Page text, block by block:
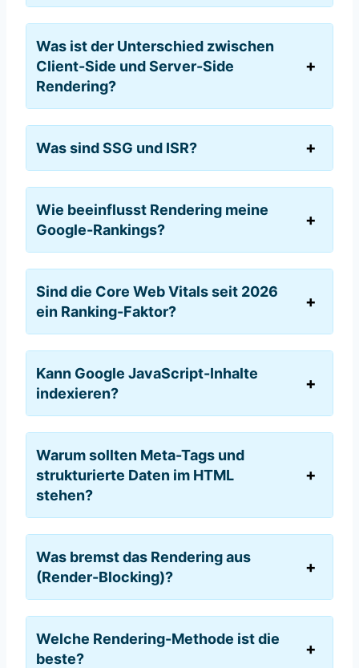
Was ist der Unterschied zwischen
Client-Side und Server-Side
Rendering?
Was sind SSG und ISR?
Wie beeinflusst Rendering meine
Google-Rankings?
Sind die Core Web Vitals seit 2026
ein Ranking-Faktor?
Kann Google JavaScript-Inhalte
indexieren?
Warum sollten Meta-Tags und
strukturierte Daten im HTML
stehen?
Was bremst das Rendering aus
(Render-Blocking)?
Welche Rendering-Methode ist die
beste?